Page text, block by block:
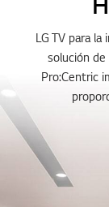
LG TV para
solución
Pro:Centric